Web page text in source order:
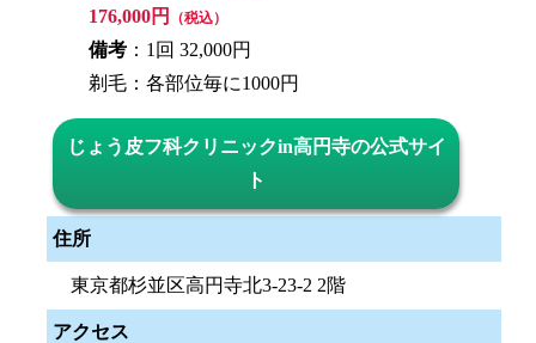
176,000円
（税込）
備考 ：1回 32,000円
剃毛：各部位毎に1000円
じょう皮フ科クリニックin高円寺の公式サイ
ト
住所
東京都杉並区高円寺北3-23-2 2階
アクセス